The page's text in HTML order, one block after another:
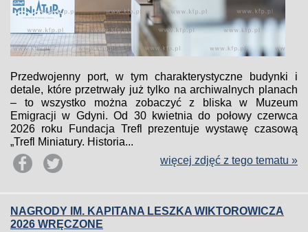
Przedwojenny port, w tym charakterystyczne budynki i
detale, które przetrwały już tylko na archiwalnych planach
– to wszystko można zobaczyć z bliska w Muzeum
Emigracji w Gdyni. Od 30 kwietnia do połowy czerwca
2026 roku Fundacja Trefl prezentuje wystawę czasową
„Trefl Miniatury. Historia...
więcej zdjęć z tego tematu »
NAGRODY IM. KAPITANA LESZKA WIKTOROWICZA
2026 WRĘCZONE